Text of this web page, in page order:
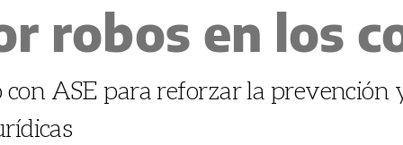
robos en los
ASE para reforzar la prevención